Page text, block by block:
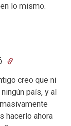
lo mismo.
creo que ni
país, y al
hacerlo ahora